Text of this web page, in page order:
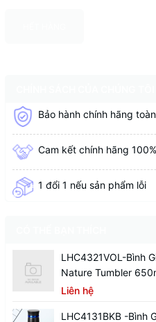
Bảo hành chính hãng
Cam kết chính hãng 100%
1 đổi 1 nếu sản phẩm lỗi
LHC4321VOL-Bình
Nature Tumbler
Liên hệ
LHC4131BKB -Bình